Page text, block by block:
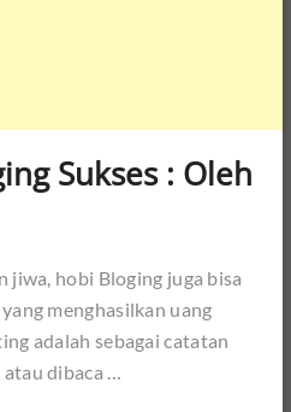
Sukses : Oleh
jiwa, hobi Bloging juga bisa
menghasilkan uang
adalah sebagai catatan
dibaca …